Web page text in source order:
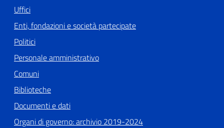
Uffici
Enti, fondazioni e società partecipate
Politici
Personale amministrativo
Comuni
Biblioteche
Documenti e dati
Organi di governo: archivio 2019-2024